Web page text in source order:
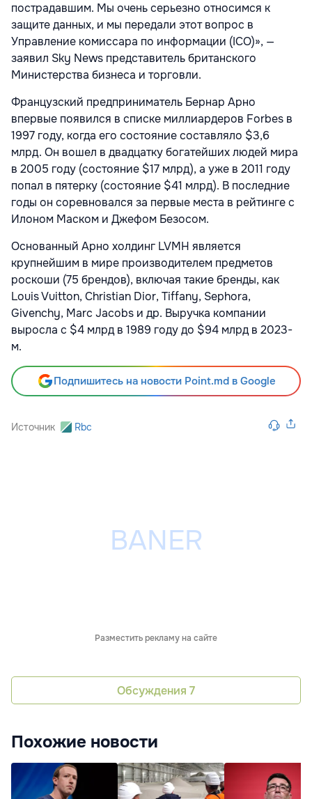
пострадавшим. Мы очень серьезно относимся к
защите данных, и мы передали этот вопрос в
Управление комиссара по информации (ICO)», —
заявил Sky News представитель британского
Министерства бизнеса и торговли.
Французский предприниматель Бернар Арно
впервые появился в списке миллиардеров Forbes в
1997 году, когда его состояние составляло $3,6
млрд. Он вошел в двадцатку богатейших людей мира
в 2005 году (состояние $17 млрд), а уже в 2011 году
попал в пятерку (состояние $41 млрд). В последние
годы он соревновался за первые места в рейтинге с
Илоном Маском и Джефом Безосом.
Основанный Арно холдинг LVMH является
крупнейшим в мире производителем предметов
роскоши (75 брендов), включая такие бренды, как
Louis Vuitton, Christian Dior, Tiffany, Sephora,
Givenchy, Marc Jacobs и др. Выручка компании
выросла с $4 млрд в 1989 году до $94 млрд в 2023-
м.
Подпишитесь на новости Point.md в Google
Источник Rbc
Разместить рекламу на сайте
Обсуждения 7
Похожие новости